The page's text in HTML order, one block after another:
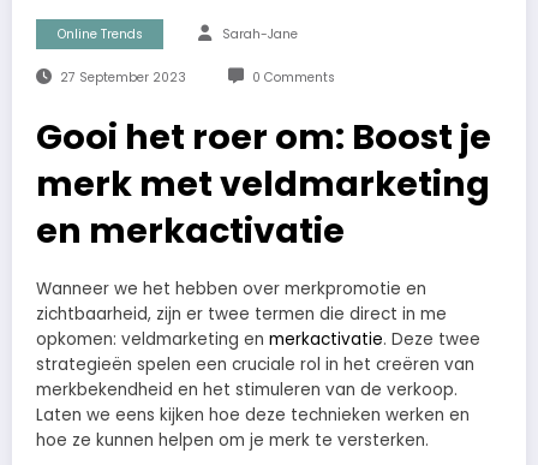
Online Trends Sarah-Jane
27 September 2023 0 Comments
Gooi het roer om: Boost je
merk met veldmarketing
en merkactivatie
Wanneer we het hebben over merkpromotie en
zichtbaarheid, zijn er twee termen die direct in me
opkomen: veldmarketing en merkactivatie. Deze twee
strategieën spelen een cruciale rol in het creëren van
merkbekendheid en het stimuleren van de verkoop.
Laten we eens kijken hoe deze technieken werken en
hoe ze kunnen helpen om je merk te versterken.